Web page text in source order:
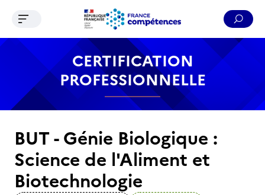
Contenu Recherche Menu Pied de page
Ouvrir le menu de navigation
CERTIFICATION
PROFESSIONNELLE
BUT - Génie Biologique :
Science de l'Aliment et
Biotechnologie